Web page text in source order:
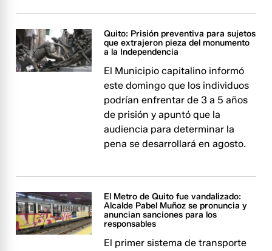
Quito: Prisión preventiva para sujetos
que extrajeron pieza del monumento
a la Independencia
El Municipio capitalino informó
este domingo que los individuos
podrían enfrentar de 3 a 5 años
de prisión y apuntó que la
audiencia para determinar la
pena se desarrollará en agosto.
El Metro de Quito fue vandalizado:
Alcalde Pabel Muñoz se pronuncia y
anuncian sanciones para los
responsables
El primer sistema de transporte